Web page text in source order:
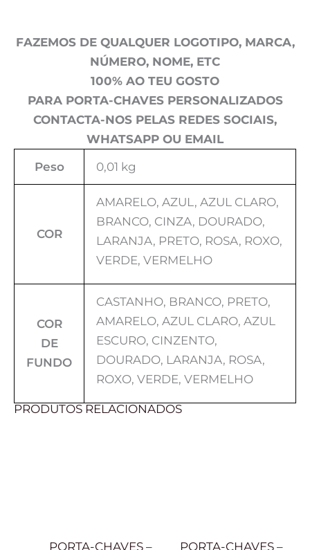
FAZEMOS DE QUALQUER LOGOTIPO, MARCA,
NÚMERO, NOME, ETC
100% AO TEU GOSTO
PARA PORTA-CHAVES PERSONALIZADOS
CONTACTA-NOS PELAS REDES SOCIAIS,
WHATSAPP OU EMAIL
Peso
0,01 kg
COR
AMARELO, AZUL, AZUL CLARO,
BRANCO, CINZA, DOURADO,
LARANJA, PRETO, ROSA, ROXO,
VERDE, VERMELHO
COR
DE
FUNDO
CASTANHO, BRANCO, PRETO,
AMARELO, AZUL CLARO, AZUL
ESCURO, CINZENTO,
DOURADO, LARANJA, ROSA,
ROXO, VERDE, VERMELHO
PRODUTOS RELACIONADOS
PORTA-CHAVES – PORTA-CHAVES –